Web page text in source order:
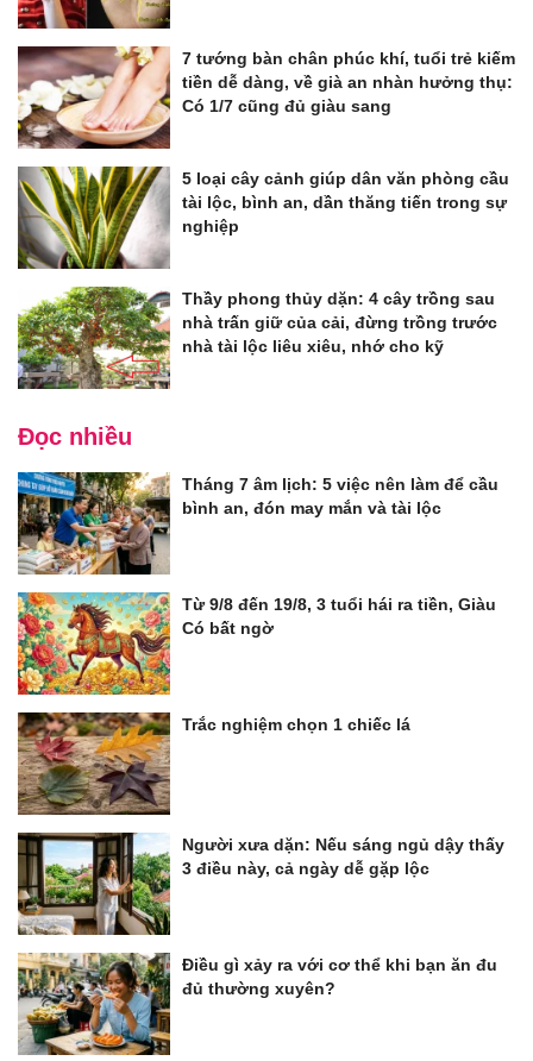
7 tướng bàn chân phúc khí, tuổi trẻ kiếm
tiền dễ dàng, về già an nhàn hưởng thụ:
Có 1/7 cũng đủ giàu sang
5 loại cây cảnh giúp dân văn phòng cầu
tài lộc, bình an, dần thăng tiến trong sự
nghiệp
Thầy phong thủy dặn: 4 cây trồng sau
nhà trấn giữ của cải, đừng trồng trước
nhà tài lộc liêu xiêu, nhớ cho kỹ
Đọc nhiều
Tháng 7 âm lịch: 5 việc nên làm để cầu
bình an, đón may mắn và tài lộc
Từ 9/8 đến 19/8, 3 tuổi hái ra tiền, Giàu
Có bất ngờ
Trắc nghiệm chọn 1 chiếc lá
Người xưa dặn: Nếu sáng ngủ dậy thấy
3 điều này, cả ngày dễ gặp lộc
Điều gì xảy ra với cơ thể khi bạn ăn đu
đủ thường xuyên?